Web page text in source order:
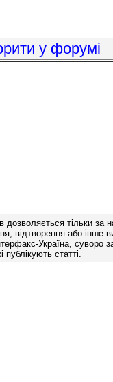
у форумі
дозволяється тільки за
відтворення або інше
Україна, суворо
публікують статті.